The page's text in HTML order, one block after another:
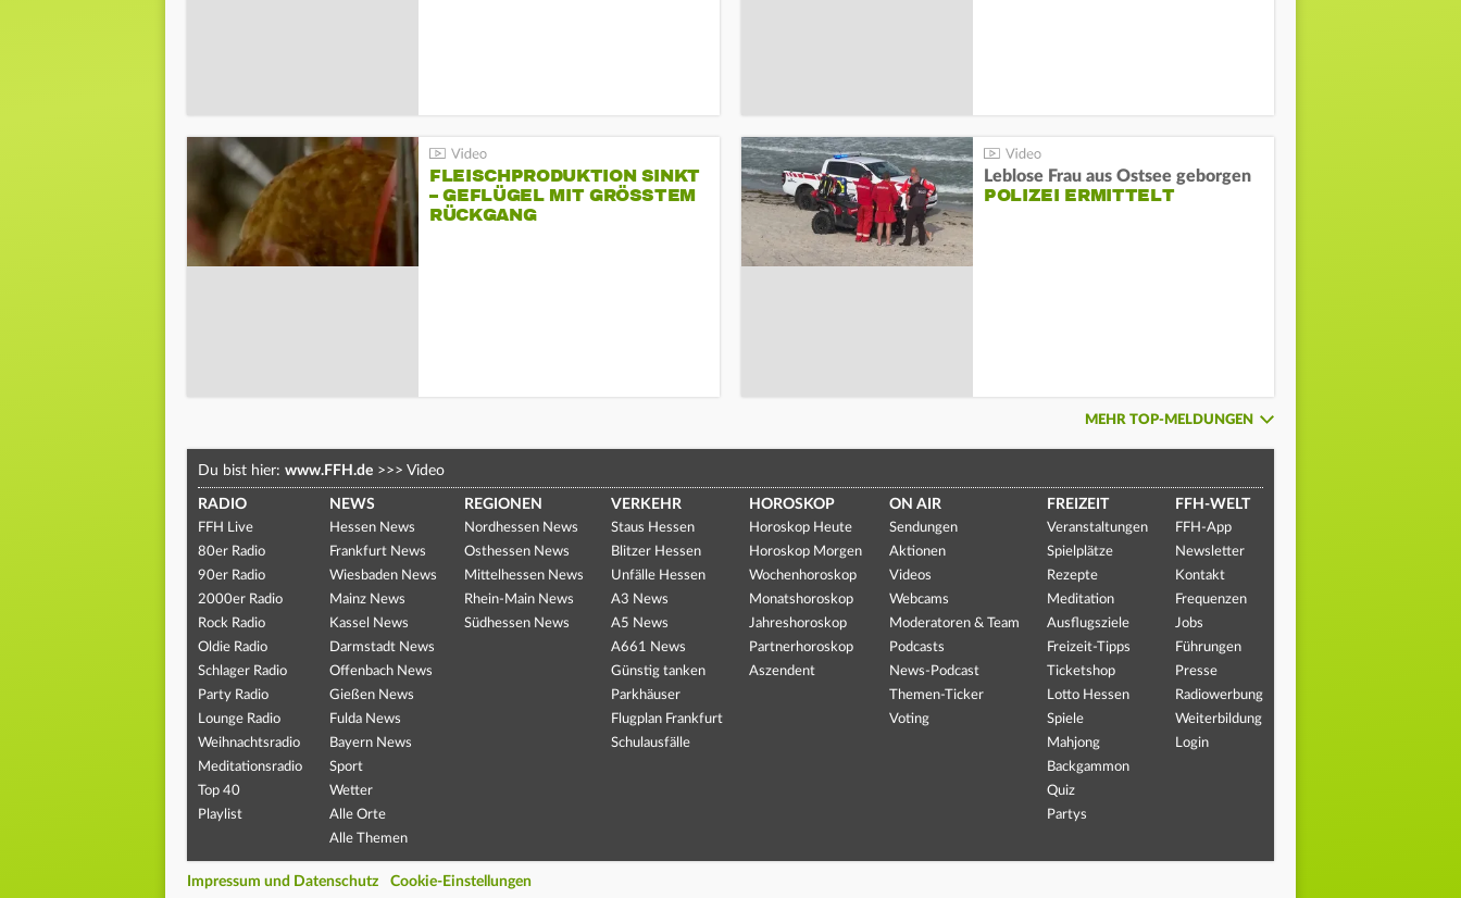
FLEISCHPRODUKTION SINKT
– GEFLÜGEL MIT GRÖSSTEM R
ÜCKGANG
Leblose Frau aus Ostsee geborgen
POLIZEI ERMITTELT
MEHR TOP-MELDUNGEN
Du bist hier: www.FFH.de >>> Video
RADIO
FFH Live
80er Radio
90er Radio
2000er Radio
Rock Radio
Oldie Radio
Schlager Radio
Party Radio
Lounge Radio
Weihnachtsradio
Meditationsradio
Top 40
Playlist
NEWS
Hessen News
Frankfurt News
Wiesbaden News
Mainz News
Kassel News
Darmstadt News
Offenbach News
Gießen News
Fulda News
Bayern News
Sport
Wetter
Alle Orte
Alle Themen
REGIONEN
Nordhessen News
Osthessen News
Mittelhessen News
Rhein-Main News
Südhessen News
VERKEHR
Staus Hessen
Blitzer Hessen
Unfälle Hessen
A3 News
A5 News
A661 News
Günstig tanken
Parkhäuser
Flugplan Frankfurt
Schulausfälle
HOROSKOP
Horoskop Heute
Horoskop Morgen
Wochenhoroskop
Monatshoroskop
Jahreshoroskop
Partnerhoroskop
Aszendent
ON AIR
Sendungen
Aktionen
Videos
Webcams
Moderatoren & Team
Podcasts
News-Podcast
Themen-Ticker
Voting
FREIZEIT
Veranstaltungen
Spielplätze
Rezepte
Meditation
Ausflugsziele
Freizeit-Tipps
Ticketshop
Lotto Hessen
Spiele
Mahjong
Backgammon
Quiz
Partys
FFH-WELT
FFH-App
Newsletter
Kontakt
Frequenzen
Jobs
Führungen
Presse
Radiowerbung
Weiterbildung
Login
Impressum und Datenschutz Cookie-Einstellungen